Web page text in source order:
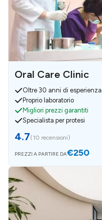
Oral Care Clinic
Oltre 30 anni di esperienza
Proprio laboratorio
Migliori prezzi garantiti
Specialista per protesi
4.7(10 recensioni)
PREZZI A PARTIRE DA€250